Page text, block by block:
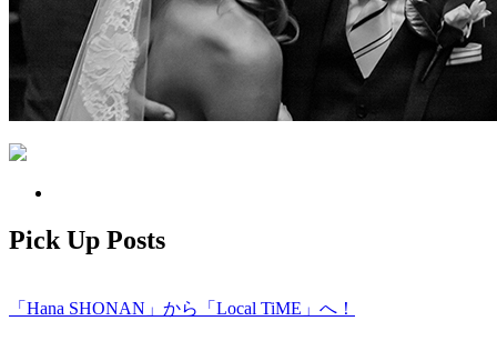
Pick Up Posts
「Hana SHONAN」から「Local TiME」へ！